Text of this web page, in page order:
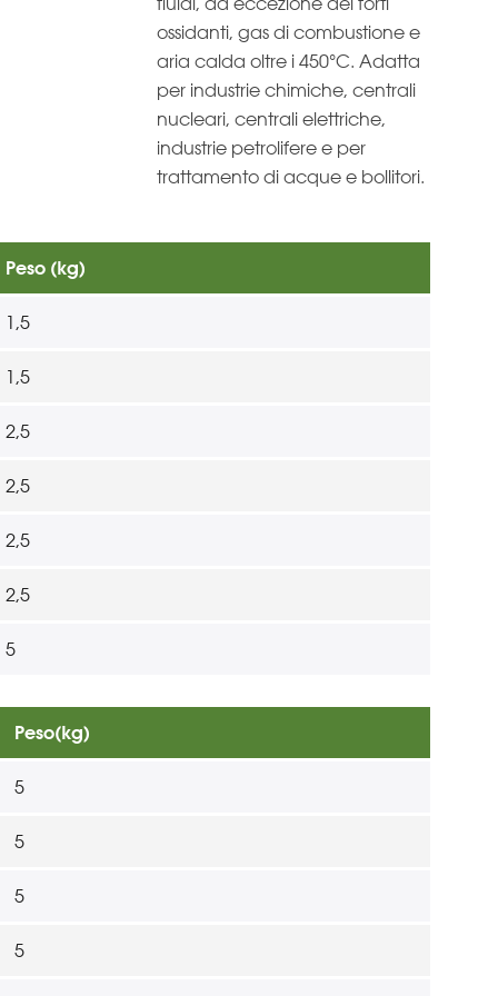
ossidanti, gas di combustione e
aria calda oltre i 450°C. Adatta
per industrie chimiche, centrali
nucleari, centrali elettriche,
industrie petrolifere e per
trattamento di acque e bollitori.
Peso (kg)
1,5
1,5
2,5
2,5
2,5
2,5
5
Peso(kg)
5
5
5
5